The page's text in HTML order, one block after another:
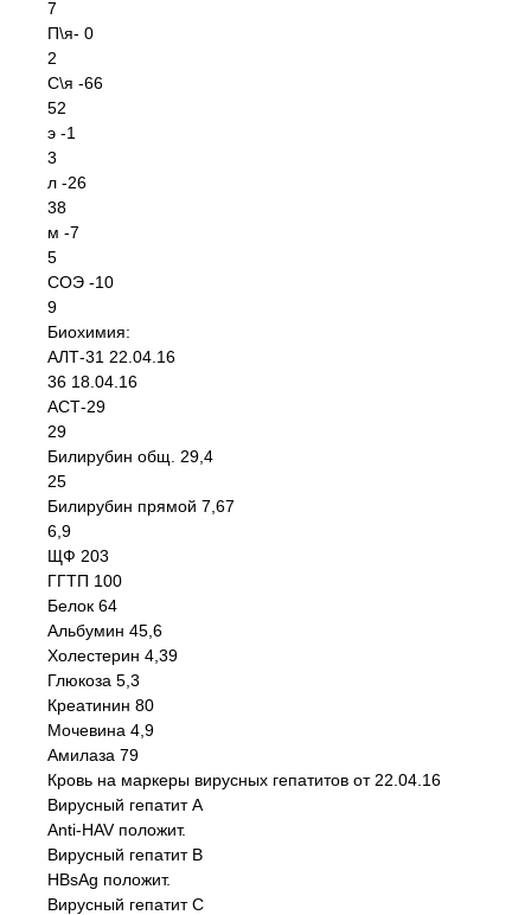
7
П\я- 0
2
С\я -66
52
э -1
3
л -26
38
м -7
5
СОЭ -10
9
Биохимия:
АЛТ-31 22.04.16
36 18.04.16
АСТ-29
29
Билирубин общ. 29,4
25
Билирубин прямой 7,67
6,9
ЩФ 203
ГГТП 100
Белок 64
Альбумин 45,6
Холестерин 4,39
Глюкоза 5,3
Креатинин 80
Мочевина 4,9
Амилаза 79
Кровь на маркеры вирусных гепатитов от 22.04.16
Вирусный гепатит А
Anti-HAV положит.
Вирусный гепатит В
HBsAg положит.
Вирусный гепатит С